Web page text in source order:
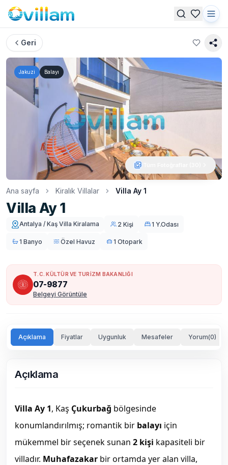
Geri
Jakuzi Balayı
Ana sayfa Kiralık Villalar Villa Ay 1
Villa Ay 1
Antalya / Kaş Villa Kiralama 2 Kişi 1 Y.Odası
1 Banyo Özel Havuz 1 Otopark
T.C. KÜLTÜR VE TURİZM BAKANLIĞI
07-9877
Belgeyi Görüntüle
Açıklama Fiyatlar Uygunluk Mesafeler Yorum(0)
Açıklama
Villa Ay 1, Kaş Çukurbağ bölgesinde
konumlandırılmış; romantik bir balayı için
mükemmel bir seçenek sunan 2 kişi kapasiteli bir
villadır. Muhafazakar bir ortamda yer alan villa,